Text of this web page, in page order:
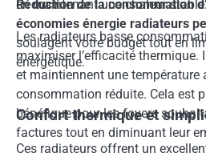
en maintenant une chaleur
économies énergie radiateurs
soulagent votre budget tout en
énergétique.
Réduction de la consommation
Les radiateurs basse
maximiser l’efficacité
et maintiennent une température
consommation réduite. Cela est
bénéfique pour les foyers
factures tout en diminuant leur
Confort thermique et
Ces radiateurs offrent un